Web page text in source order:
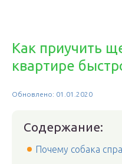
Как приучить
квартире
Обновлено: 01.01.2020
Содержание:
Почему собака